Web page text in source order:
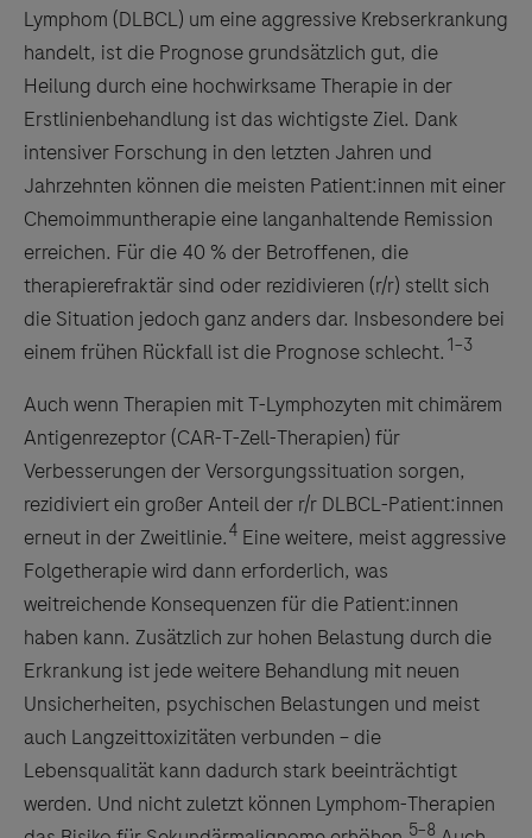
Lymphom (DLBCL) um eine aggressive Krebserkrankung
handelt, ist die Prognose grundsätzlich gut, die
Heilung durch eine hochwirksame Therapie in der
Erstlinienbehandlung ist das wichtigste Ziel. Dank
intensiver Forschung in den letzten Jahren und
Jahrzehnten können die meisten Patient:innen mit einer
Chemoimmuntherapie eine langanhaltende Remission
erreichen. Für die 40 % der Betroffenen, die
therapierefraktär sind oder rezidivieren (r/r) stellt sich
die Situation jedoch ganz anders dar. Insbesondere bei
einem frühen Rückfall ist die Prognose schlecht. 1–3
Auch wenn Therapien mit T-Lymphozyten mit chimärem
Antigenrezeptor (CAR-T-Zell-Therapien) für
Verbesserungen der Versorgungssituation sorgen,
rezidiviert ein großer Anteil der r/r DLBCL-Patient:innen
erneut in der Zweitlinie.4 Eine weitere, meist aggressive
Folgetherapie wird dann erforderlich, was
weitreichende Konsequenzen für die Patient:innen
haben kann. Zusätzlich zur hohen Belastung durch die
Erkrankung ist jede weitere Behandlung mit neuen
Unsicherheiten, psychischen Belastungen und meist
auch Langzeittoxizitäten verbunden – die
Lebensqualität kann dadurch stark beeinträchtigt
werden. Und nicht zuletzt können Lymphom-Therapien
5–8